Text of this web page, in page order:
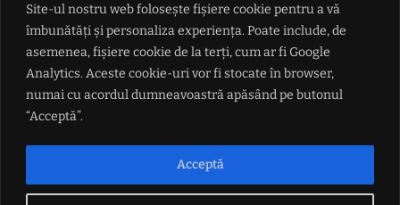
Site-ul nostru web folosește fișiere cookie pentru a vă
îmbunătăți și personaliza experiența. Poate include, de
asemenea, fișiere cookie de la terți, cum ar fi Google
Analytics. Aceste cookie-uri vor fi stocate în browser,
numai cu acordul dumneavoastră apăsând pe butonul
“Acceptă”.
Acceptă
Eclipsa parțială de Soare din 12 august, vizibilă și din România. Unde se
vede cel mai bine și la ce oră începe
Alertă epidemiologică majoră: virusul Ebola ar fi suferit mutații
periculoase în RD Congo
În județ, nu vom circula nici anul acesta pe autostradă. A7 se grăbește